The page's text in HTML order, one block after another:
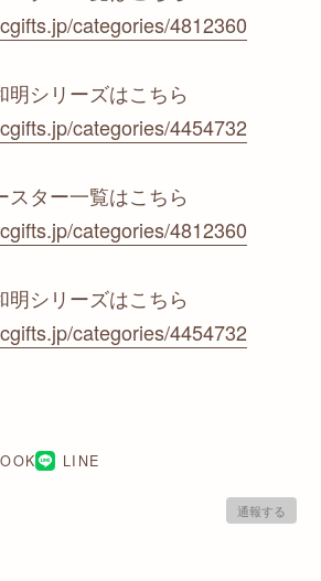
categories/4812360
シリーズはこちら
categories/4454732
ター一覧はこちら
categories/4812360
シリーズはこちら
categories/4454732
LINE
通報する